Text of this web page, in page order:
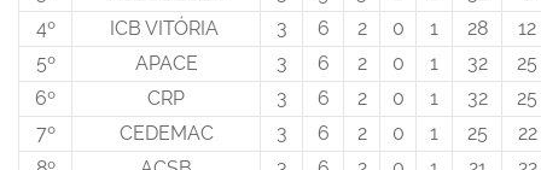
4º
ICB VITÓRIA 3 6 2 0 1 28
12
5º
APACE 3 6 2 0 1 32
25
6º
CRP 3 6 2 0 1 32
25
7º
CEDEMAC 3 6 2 0 1 25
22